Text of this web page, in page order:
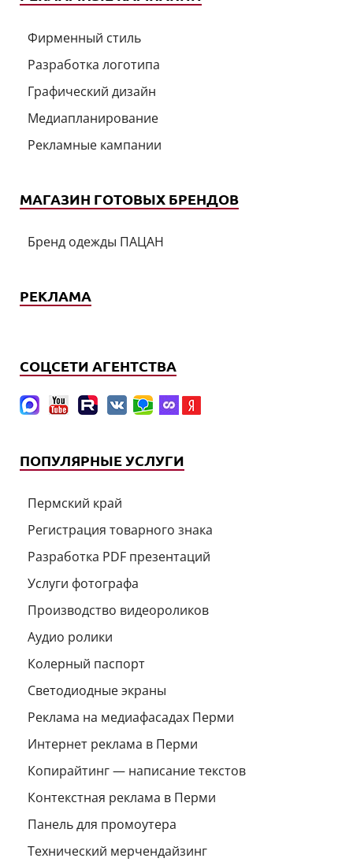
Фирменный стиль
Разработка логотипа
Графический дизайн
Медиапланирование
Рекламные кампании
МАГАЗИН ГОТОВЫХ БРЕНДОВ
Бренд одежды ПАЦАН
РЕКЛАМА
СОЦСЕТИ АГЕНТСТВА
ПОПУЛЯРНЫЕ УСЛУГИ
Пермский край
Регистрация товарного знака
Разработка PDF презентаций
Услуги фотографа
Производство видеороликов
Аудио ролики
Колерный паспорт
Светодиодные экраны
Реклама на медиафасадах Перми
Интернет реклама в Перми
Копирайтинг — написание текстов
Контекстная реклама в Перми
Панель для промоутера
Технический мерчендайзинг